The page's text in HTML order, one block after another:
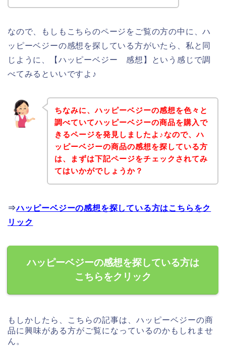
なので、もしもこちらのページをご覧の方の中に、ハ
ッピーベジーの感想を探している方がいたら、私と同
じように、【ハッピーベジー 感想】という感じで調
べてみるといいですよ♪
ちなみに、ハッピーベジーの感想を色々と
調べていてハッピーベジーの商品を購入で
きるページを発見しましたよ♪なので、ハ
ッピーベジーの商品の感想を探している方
は、まずは下記ページをチェックされてみ
てはいかがでしょうか？
⇒ハッピーベジーの感想を探している方はこちらをク
リック
ハッピーベジーの感想を探している方は
こちらをクリック
もしかしたら、こちらの記事は、ハッピーベジーの商
品に興味がある方がご覧になっているのかもしれませ
ん。